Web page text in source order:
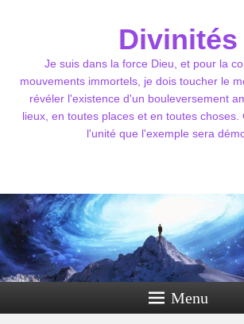
Divinités
Je suis dans la force Dieu, et pour la
mouvements immortels, je dois toucher le
révéler l'existence d'un bouleversement
lieux, en toutes places et en toutes choses.
l'unité que l'exemple sera
Menu